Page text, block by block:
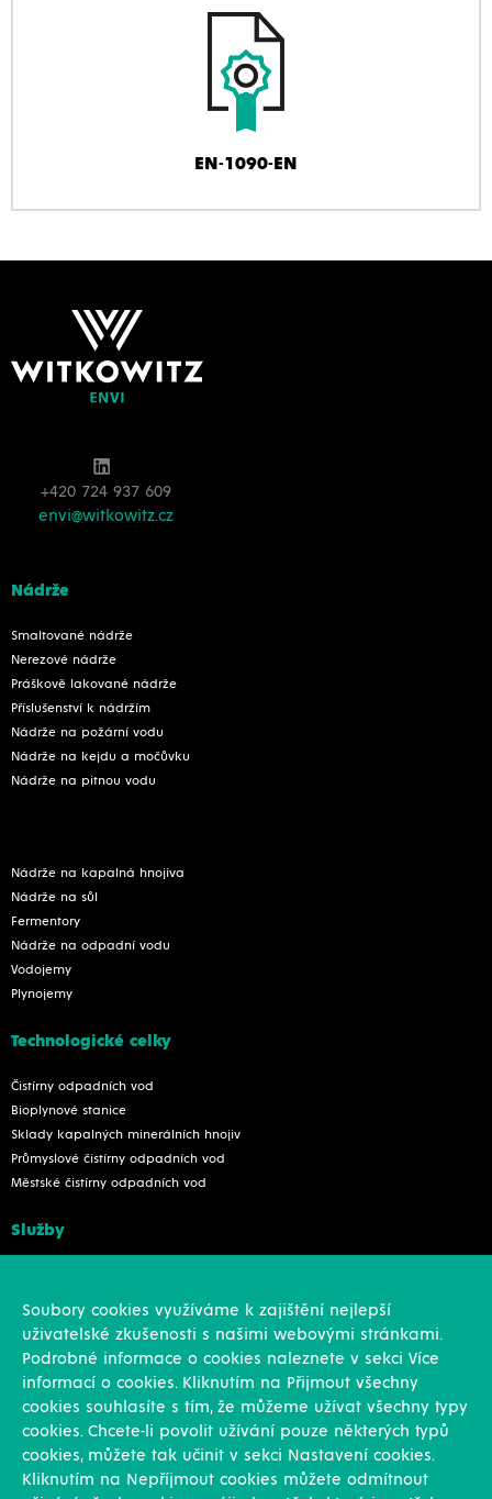
EN-1090-EN
+420 724 937 609
envi@witkowitz.cz
Nádrže
Smaltované nádrže
Nerezové nádrže
Práškově lakované nádrže
Příslušenství k nádržím
Nádrže na požární vodu
Nádrže na kejdu a močůvku
Nádrže na pitnou vodu
Nádrže na kapalná hnojiva
Nádrže na sůl
Fermentory
Nádrže na odpadní vodu
Vodojemy
Plynojemy
Technologické celky
Čistírny odpadních vod
Bioplynové stanice
Sklady kapalných minerálních hnojiv
Průmyslové čistírny odpadních vod
Městské čistírny odpadních vod
Služby
Revize, rekonstrukce a opravy
Montáže
Projekční činnost
Vlastní výroba
Výroba přesných výpalků na laseru
Soubory cookies využíváme k zajištění nejlepší
uživatelské zkušenosti s našimi webovými stránkami.
Podrobné informace o cookies naleznete v sekci Více
informací o cookies. Kliknutím na Přijmout všechny
cookies souhlasíte s tím, že můžeme užívat všechny typy
cookies. Chcete-li povolit užívání pouze některých typů
cookies, můžete tak učinit v sekci Nastavení cookies.
Kliknutím na Nepříjmout cookies můžete odmítnout